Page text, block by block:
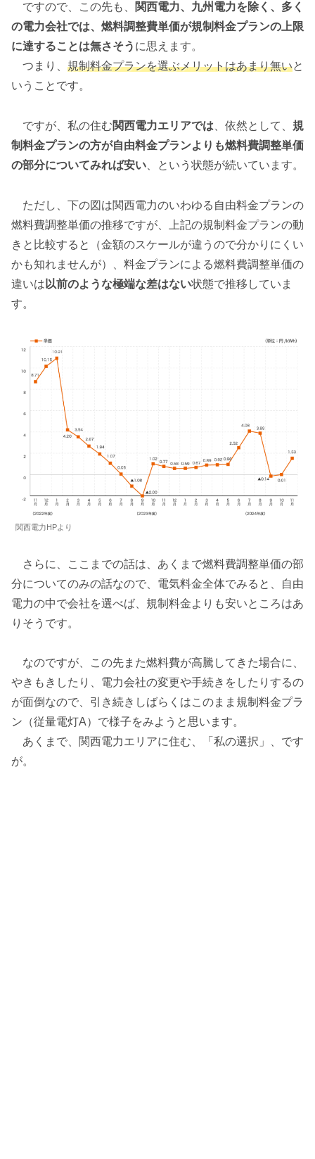
ですので、この先も、
関西電力、九州電力を除く、多く
の電力会社では、燃料調整費単価が規制料金プランの上限
に達することは無さそう に思えます。
つまり、 規制料金プランを選ぶメリットはあまり無いと
いうことです。
ですが、私の住む関西電力エリアでは 、依然として、 規
制料金プランの方が自由料金プランよりも燃料費調整単価
の部分についてみれば安い 、という状態が続いています。
ただし、下の図は関西電力のいわゆる自由料金プランの
燃料費調整単価の推移ですが、上記の規制料金プランの動
きと比較すると（金額のスケールが違うので分かりにくい
かも知れませんが）、料金プランによる燃料費調整単価の
違いは 以前のような極端な差はない状態で推移していま
す。
関西電力HPより
さらに、ここまでの話は、あくまで燃料費調整単価の部
分についてのみの話なので、電気料金全体でみると、自由
電力の中で会社を選べば、規制料金よりも安いところはあ
りそうです。
なのですが、この先また燃料費が高騰してきた場合に、
やきもきしたり、電力会社の変更や手続きをしたりするの
が面倒なので、引き続きしばらくはこのまま規制料金プラ
ン（従量電灯A）で様子をみようと思います。
あくまで、関西電力エリアに住む、「私の選択」、です
が。